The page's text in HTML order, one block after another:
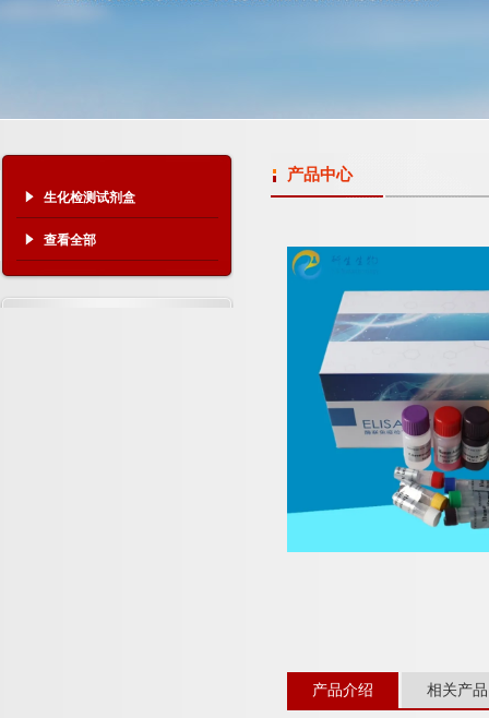
生化检测试剂盒
查看全部
产品中心
产品介绍 相关产品